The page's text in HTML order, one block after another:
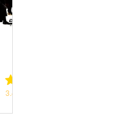
3.4